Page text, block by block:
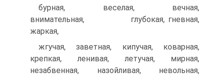
бурная, веселая, вечная,
внимательная, глубокая, гневная,
жаркая,
жгучая, заветная, кипучая, коварная,
крепкая, ленивая, летучая, мирная,
незабвенная, назойливая, невольная,